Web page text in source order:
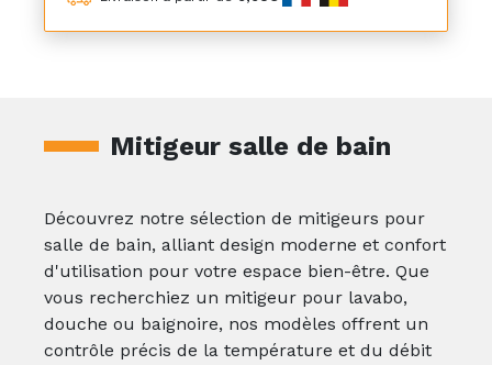
Mitigeur salle de bain
Découvrez notre sélection de mitigeurs pour
salle de bain, alliant design moderne et confort
d'utilisation pour votre espace bien-être. Que
vous recherchiez un mitigeur pour lavabo,
douche ou baignoire, nos modèles offrent un
contrôle précis de la température et du débit